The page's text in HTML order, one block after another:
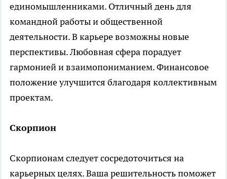
единомышленниками. Отличный день для
командной работы и общественной
деятельности. В карьере возможны новые
перспективы. Любовная сфера порадует
гармонией и взаимопониманием. Финансовое
положение улучшится благодаря коллективным
проектам.
Скорпион
Скорпионам следует сосредоточиться на
карьерных целях. Ваша решительность поможет